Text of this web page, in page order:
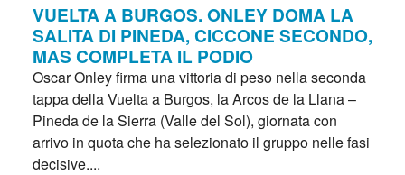
VUELTA A BURGOS. ONLEY DOMA LA
SALITA DI PINEDA, CICCONE SECONDO,
MAS COMPLETA IL PODIO
Oscar Onley firma una vittoria di peso nella seconda
tappa della Vuelta a Burgos, la Arcos de la Llana –
Pineda de la Sierra (Valle del Sol), giornata con
arrivo in quota che ha selezionato il gruppo nelle fasi
decisive....